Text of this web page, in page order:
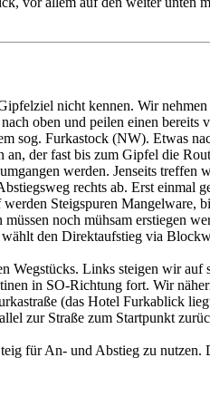
nicht kennen. Wir nehmen
oben und peilen einen bereits
sog. Furkastock (NW). Etwas
der fast bis zum Gipfel die
werden. Jenseits treffen
rechts ab. Erst einmal
Steigspuren Mangelware,
noch mühsam erstiegen
den Direktaufstieg via
Wegstücks. Links steigen wir auf
in SO-Richtung fort. Wir
(das Hotel Furkablick
zur Straße zum Startpunkt
für An- und Abstieg zu nutzen.